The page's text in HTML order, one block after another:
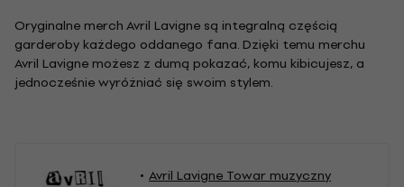
Oryginalne merch Avril Lavigne są integralną częścią
garderoby każdego oddanego fana. Dzięki temu merchu
Avril Lavigne możesz z dumą pokazać, komu kibicujesz, a
jednocześnie wyróżniać się swoim stylem.
Avril Lavigne Towar muzyczny